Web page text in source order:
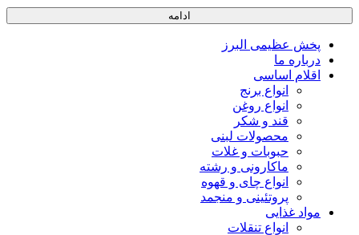
ادامه
پخش عظیمی البرز
درباره ما
اقلام اساسی
انواع برنج
انواع روغن
قند و شکر
محصولات لبنی
حبوبات و غلات
ماکارونی و رشته
انواع چای و قهوه
پروتئینی و منجمد
مواد غذایی
انواع تنقلات